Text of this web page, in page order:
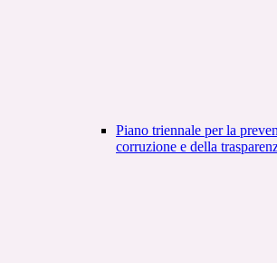
Piano triennale per la
corruzione e della